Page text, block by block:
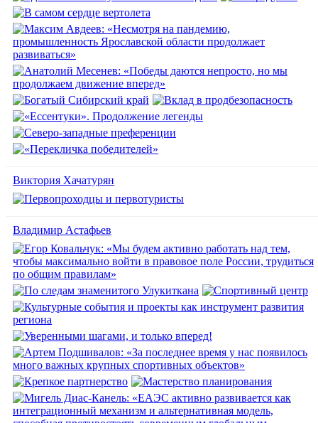
Виктория Хачатурян
Владимир Астафьев